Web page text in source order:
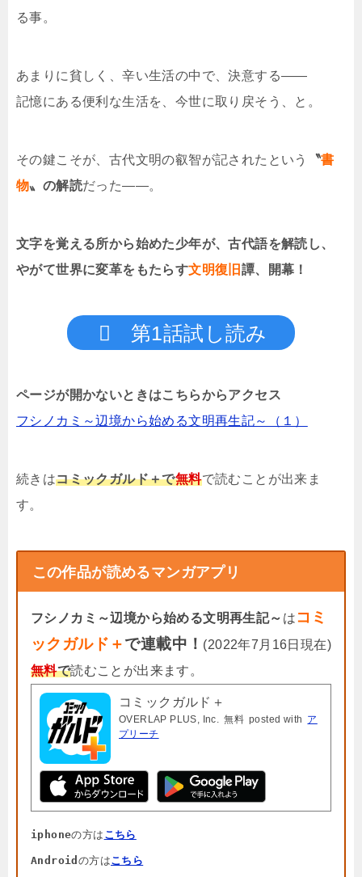
る事。
あまりに貧しく、辛い生活の中で、決意する――
記憶にある便利な生活を、今世に取り戻そう、と。
その鍵こそが、古代文明の叡智が記されたという 〝書
物〟の解読だった――。
文字を覚える所から始めた少年が、古代語を解読し、
やがて世界に変革をもたらす文明復旧 譚、開幕！
第1話試し読み
ページが開かないときはこちらからアクセス
フシノカミ～辺境から始める文明再生記～（１）
続きはコミックガルド＋で無料で読むことが出来ま
す。
この作品が読めるマンガアプリ
フシノカミ～辺境から始める文明再生記～ はコミ
ックガルド＋で連載中！ (2022年7月16日現在)
無料で読むことが出来ます。
コミックガルド＋
OVERLAP PLUS, Inc. 無料 posted with ア
プリーチ
iphoneの方は こちら
Android の方はこちら